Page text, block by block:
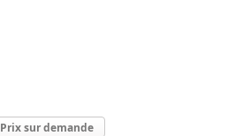
Prix sur demande